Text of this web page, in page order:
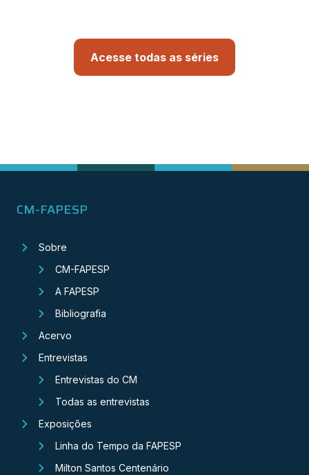
Acesse todas as séries
CM-FAPESP
Sobre
CM-FAPESP
A FAPESP
Bibliografia
Acervo
Entrevistas
Entrevistas do CM
Todas as entrevistas
Exposições
Linha do Tempo da FAPESP
Milton Santos Centenário